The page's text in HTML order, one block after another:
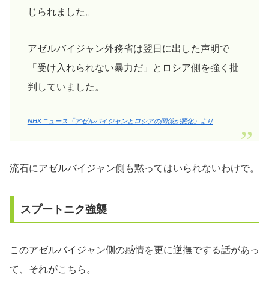
じられました。
アゼルバイジャン外務省は翌日に出した声明で
「受け入れられない暴力だ」とロシア側を強く批
判していました。
NHKニュース「アゼルバイジャンとロシアの関係が悪化」より
流石にアゼルバイジャン側も黙ってはいられないわけで。
スプートニク強襲
このアゼルバイジャン側の感情を更に逆撫でする話があっ
て、それがこちら。